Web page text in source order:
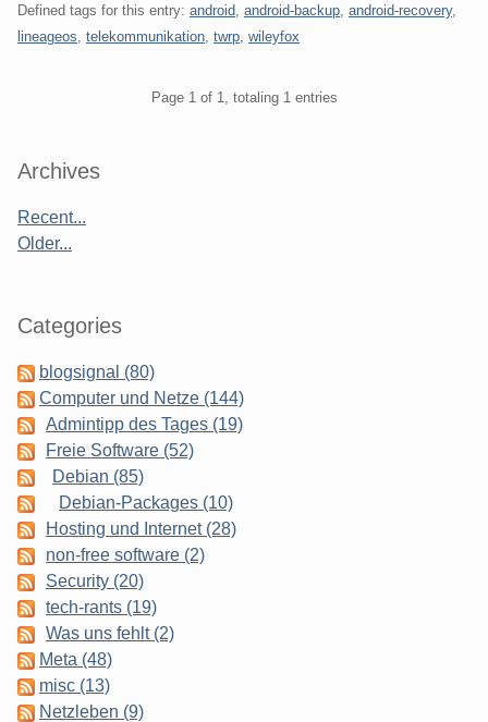
Defined tags for this entry: android android-backup android-recovery,
lineageos telekommunikation twrp wileyfox
Page 1 of 1, totaling 1 entries
Sidebar
Archives
Recent...
Older...
Categories
blogsignal (80)
Computer und Netze (144)
Admintipp des Tages (19)
Freie Software (52)
Debian (85)
Debian-Packages (10)
Hosting und Internet (28)
non-free software (2)
Security (20)
tech-rants (19)
Was uns fehlt (2)
Meta (48)
misc (13)
Netzleben (9)